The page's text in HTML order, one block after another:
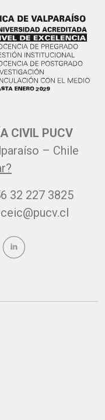
CIVIL PUCV
– Chile
32 227 3825